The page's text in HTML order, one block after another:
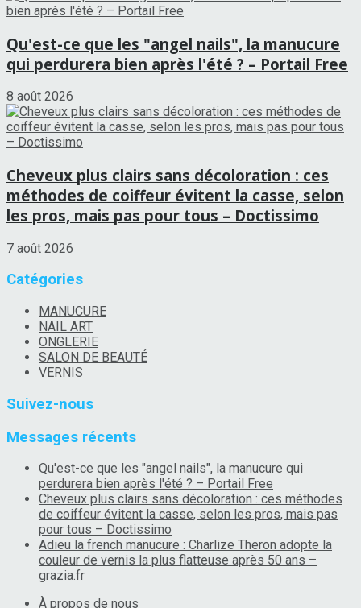
Qu'est-ce que les "angel nails", la manucure
qui perdurera bien après l'été ? – Portail Free
8 août 2026
Cheveux plus clairs sans décoloration : ces
méthodes de coiffeur évitent la casse, selon
les pros, mais pas pour tous – Doctissimo
7 août 2026
Catégories
MANUCURE
NAIL ART
ONGLERIE
SALON DE BEAUTÉ
VERNIS
Suivez-nous
Messages récents
Qu'est-ce que les "angel nails", la manucure qui
perdurera bien après l'été ? – Portail Free
Cheveux plus clairs sans décoloration : ces méthodes
de coiffeur évitent la casse, selon les pros, mais pas
pour tous – Doctissimo
Adieu la french manucure : Charlize Theron adopte la
couleur de vernis la plus flatteuse après 50 ans –
grazia.fr
À propos de nous